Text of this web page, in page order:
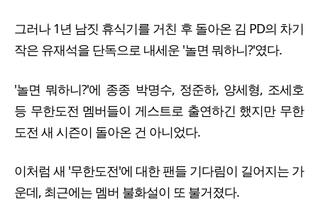
그러나 1년 남짓 휴식기를 거친 후 돌아온 김 PD의 차기
작은 유재석을 단독으로 내세운 '놀면 뭐하니?'였다.
'놀면 뭐하니?'에 종종 박명수, 정준하, 양세형, 조세호
등 무한도전 멤버들이 게스트로 출연하긴 했지만 무한
도전 새 시즌이 돌아온 건 아니었다.
이처럼 새 '무한도전'에 대한 팬들 기다림이 길어지는 가
운데, 최근에는 멤버 불화설이 또 불거졌다.